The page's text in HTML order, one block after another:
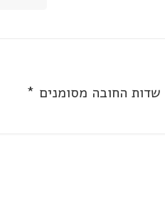
שדות החובה מסומנים *